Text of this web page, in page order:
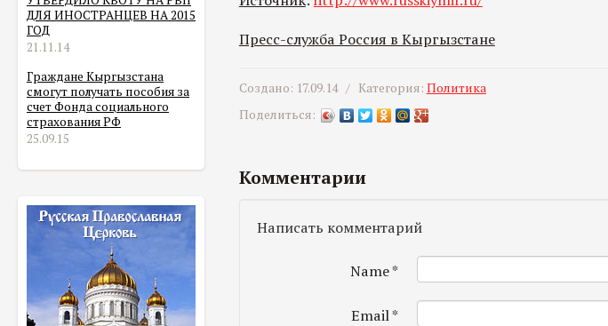
ДЛЯ ИНОСТРАНЦЕВ НА 2015
ГОД
21.11.14
Граждане Кыргызстана
смогут получать пособия за
счет Фонда социального
страхования РФ
25.09.15
Пресс-служба Россия в Кыргызстане
Создано: 17.09.14 / Категория: Политика
Поделиться:
Комментарии
Написать комментарий
Name*
Email*